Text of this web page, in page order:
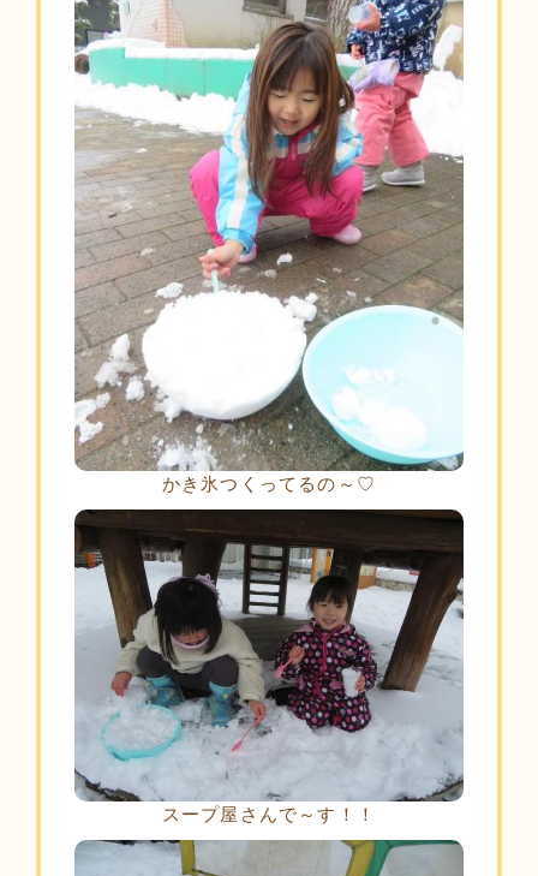
かき氷つくってるの～♡
スープ屋さんで～す！！